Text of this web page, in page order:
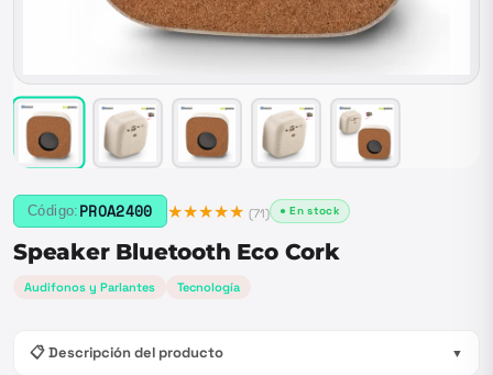
Código: PROA2400 ★★★★★ (71) ● En stock
Speaker Bluetooth Eco Cork
Audifonos y Parlantes Tecnología
📋 Descripción del producto ▼